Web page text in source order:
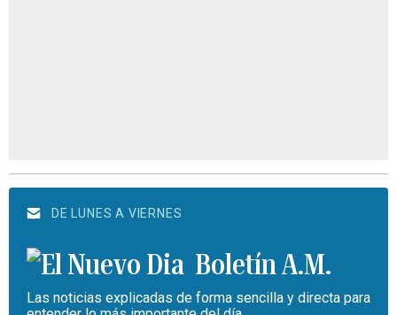
DE LUNES A VIERNES
Boletín A.M.
Las noticias explicadas de forma sencilla y directa para